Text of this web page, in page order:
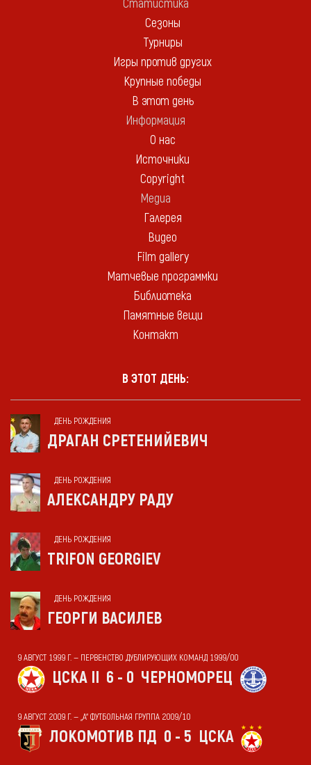
Статистика
Сезоны
Турниры
Игры против других
Крупные победы
В этот день
Информация
О нас
Источники
Copyright
Медиа
Галерея
Видео
Film gallery
Матчевые программки
Библиотека
Памятные вещи
Контакт
В ЭТОТ ДЕНЬ:
ДЕНЬ РОЖДЕНИЯ
ДРАГАН СРЕТЕНИЙЕВИЧ
ДЕНЬ РОЖДЕНИЯ
АЛЕКСАНДРУ РАДУ
ДЕНЬ РОЖДЕНИЯ
TRIFON GEORGIEV
ДЕНЬ РОЖДЕНИЯ
ГЕОРГИ ВАСИЛЕВ
9 АВГУСТ 1999 Г. — ПЕРВЕНСТВО ДУБЛИРУЮЩИХ КОМАНД 1999/00
ЦСКА II 6 - 0 ЧЕРНОМОРЕЦ
9 АВГУСТ 2009 Г. — „А“ ФУТБОЛЬНАЯ ГРУППА 2009/10
ЛОКОМОТИВ ПД 0 - 5 ЦСКА